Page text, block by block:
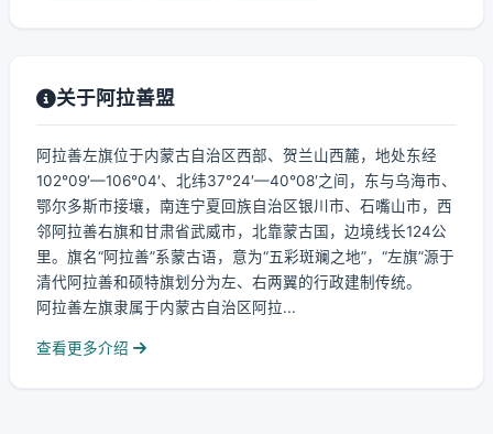
关于阿拉善盟
阿拉善左旗位于内蒙古自治区西部、贺兰山西麓，地处东经
102°09′—106°04′、北纬37°24′—40°08′之间，东与乌海市、
鄂尔多斯市接壤，南连宁夏回族自治区银川市、石嘴山市，西
邻阿拉善右旗和甘肃省武威市，北靠蒙古国，边境线长124公
里。旗名“阿拉善”系蒙古语，意为“五彩斑斓之地”，“左旗”源于
清代阿拉善和硕特旗划分为左、右两翼的行政建制传统。
阿拉善左旗隶属于内蒙古自治区阿拉...
查看更多介绍